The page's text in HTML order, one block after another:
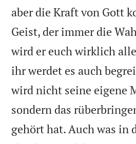
aber die Kraft von Gott
Geist, der immer die
wird er euch wirklich
ihr werdet es auch
wird nicht seine eigene
sondern das
gehört hat. Auch was in